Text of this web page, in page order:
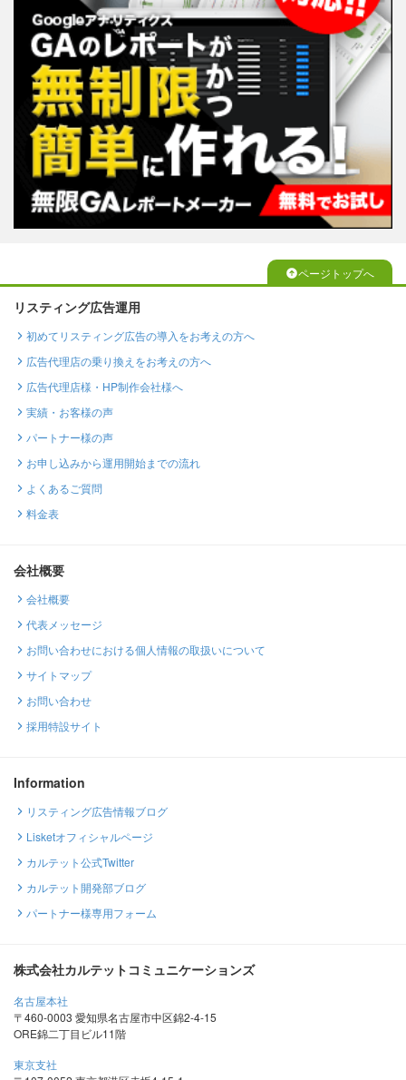
ページトップへ
リスティング広告運用
初めてリスティング広告の導入をお考えの方へ
広告代理店の乗り換えをお考えの方へ
広告代理店様・HP制作会社様へ
実績・お客様の声
パートナー様の声
お申し込みから運用開始までの流れ
よくあるご質問
料金表
会社概要
会社概要
代表メッセージ
お問い合わせにおける個人情報の取扱いについて
サイトマップ
お問い合わせ
採用特設サイト
Information
リスティング広告情報ブログ
Lisketオフィシャルページ
カルテット公式Twitter
カルテット開発部ブログ
パートナー様専用フォーム
株式会社カルテットコミュニケーションズ
名古屋本社
〒460-0003 愛知県名古屋市中区錦2-4-15
ORE錦二丁目ビル11階
東京支社